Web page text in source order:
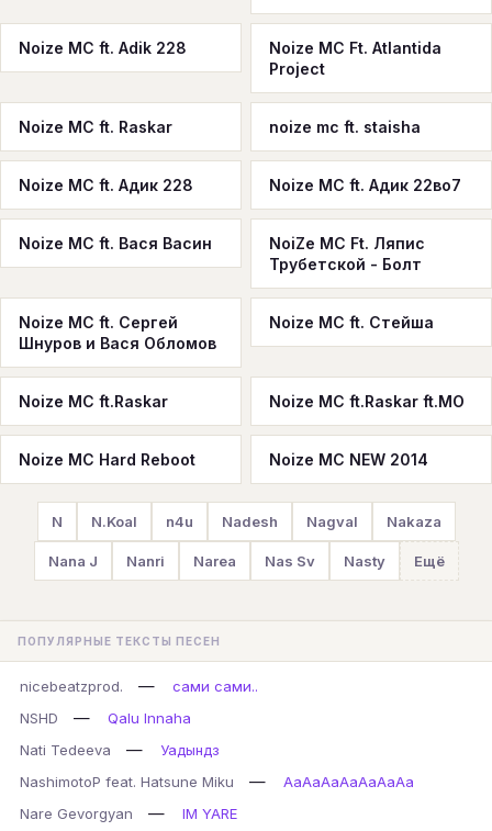
Noize MC ft. Adik 228
Noize MC Ft. Atlantida
Project
Noize MC ft. Raskar noize mc ft. staisha
Noize MC ft. Адик 228 Noize MC ft. Адик 22во7
Noize MC ft. Вася Васин
NoiZe MC Ft. Ляпис
Трубетской - Болт
Noize MC ft. Сергей
Шнуров и Вася Обломов
Noize MC ft. Стейша
Noize MC ft.Raskar Noize MC ft.Raskar ft.MO
Noize MC Hard Reboot Noize MC NEW 2014
N N.Koal n4u Nadesh Nagval Nakaza
Nana J Nanri Narea Nas Sv Nasty Ещё
ПОПУЛЯРНЫЕ ТЕКСТЫ ПЕСЕН
nicebeatzprod. —
сами сами..
NSHD
—
Qalu Innaha
Nati Tedeeva
—
Уадындз
NashimotoP feat. Hatsune Miku
—
AaAaAaAaAaAaAa
Nare Gevorgyan
—
IM YARE